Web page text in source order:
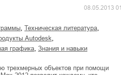
08.05.2013
техническая литература
Autodesk
графика знания и навыки
трехмерных объектов при помощи